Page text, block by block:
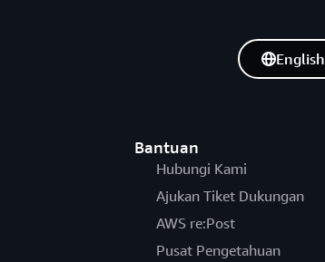
Bantuan
Hubungi Kami
Ajukan Tiket Dukungan
AWS re:Post
Pusat Pengetahuan
English